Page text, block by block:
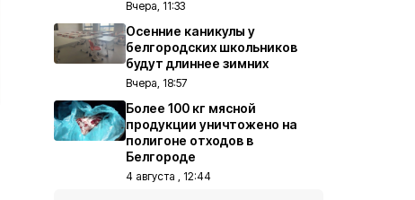
Вчера, 11:33
Осенние каникулы у
белгородских школьников
будут длиннее зимних
Вчера, 18:57
Более 100 кг мясной
продукции уничтожено на
полигоне отходов в
Белгороде
4 августа , 12:44